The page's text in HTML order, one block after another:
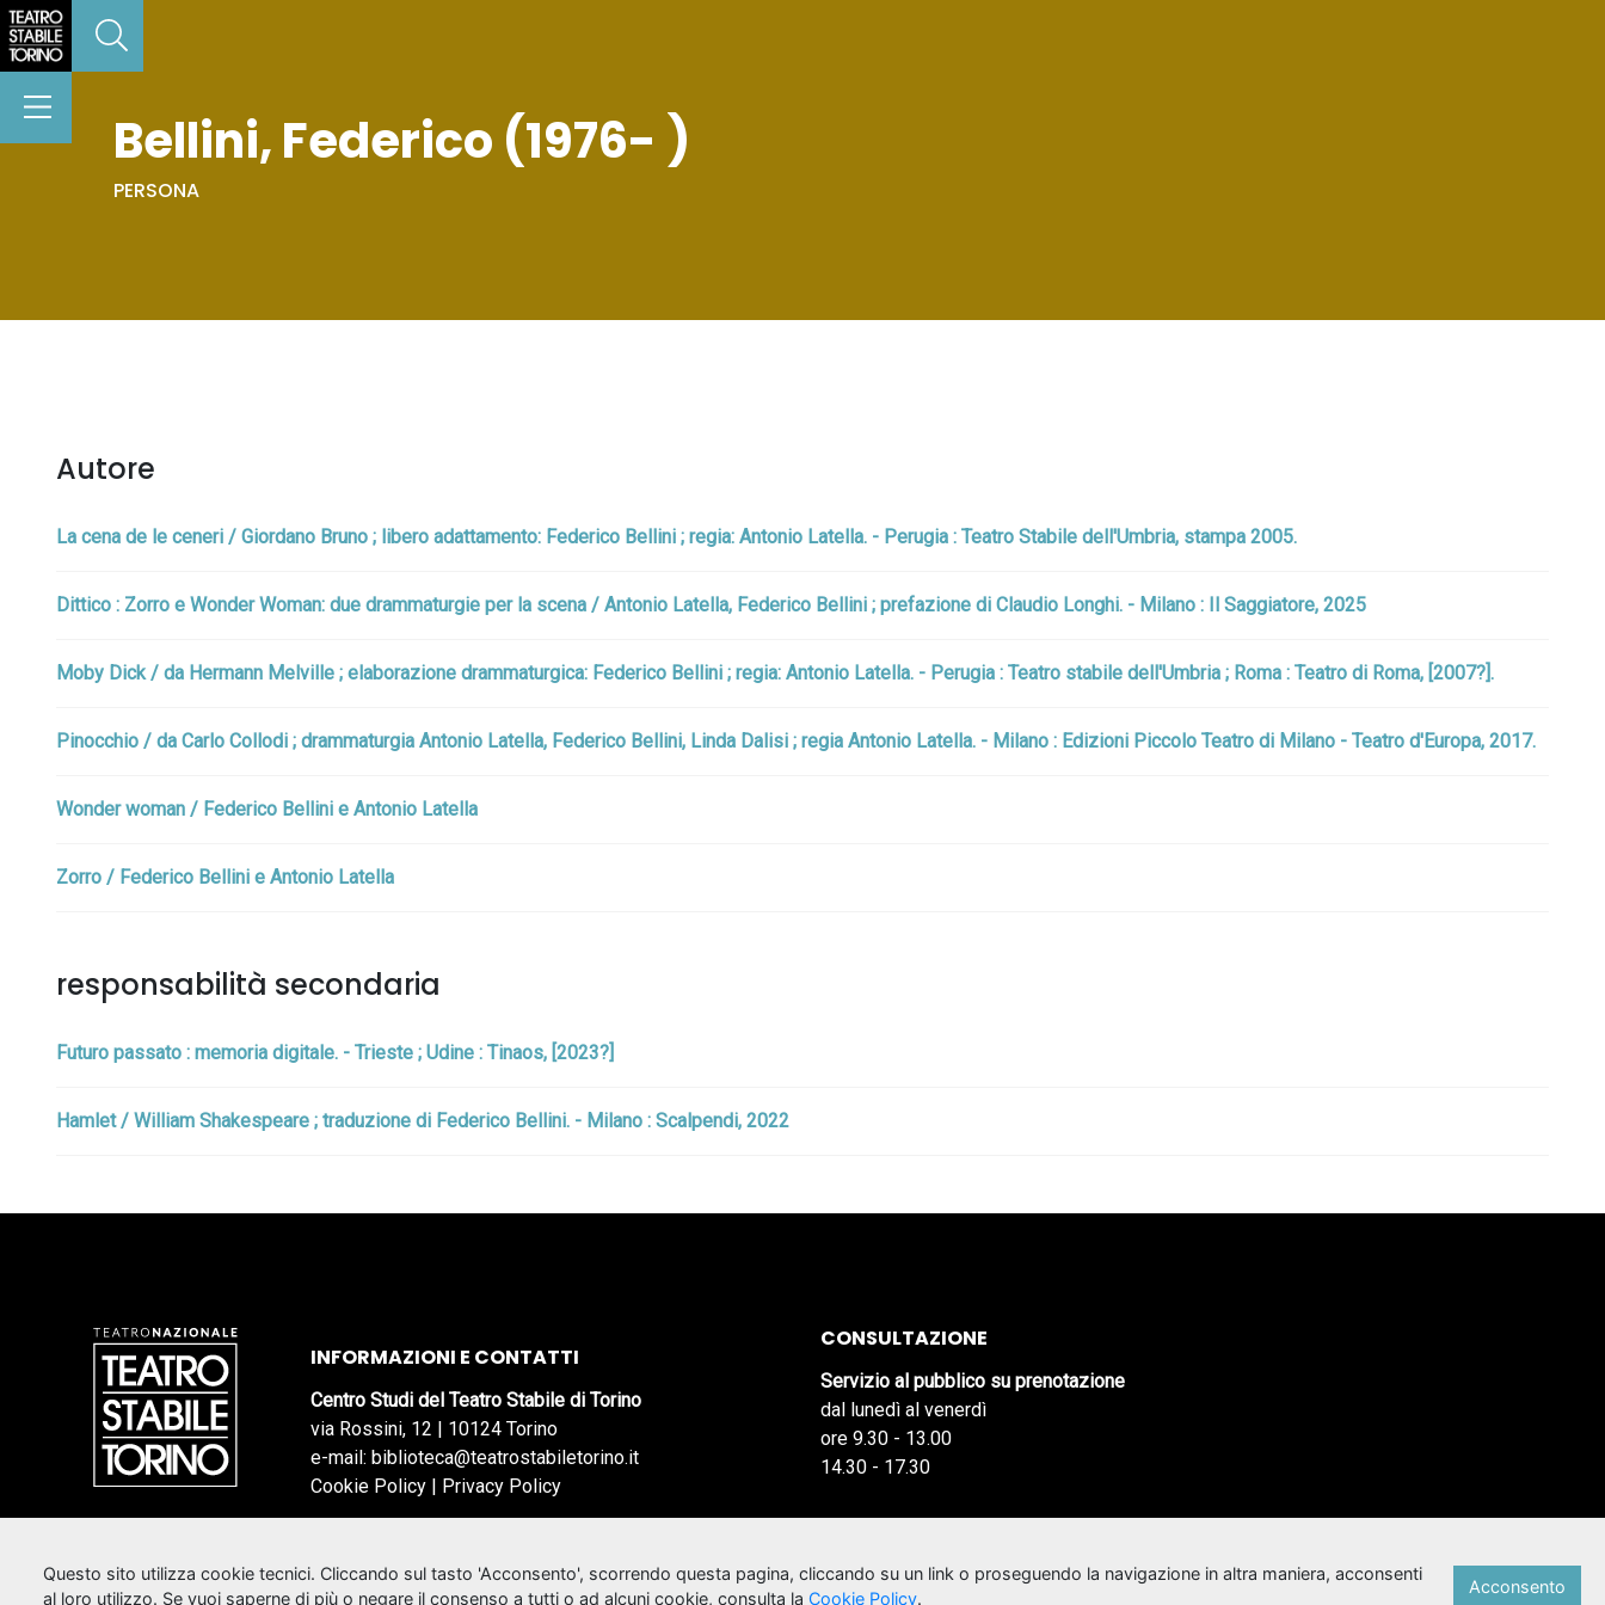
Bellini, Federico (1976- )
PERSONA
Autore
La cena de le ceneri / Giordano Bruno ; libero adattamento: Federico Bellini ; regia: Antonio Latella. - Perugia : Teatro Stabile dell'Umbria, stampa 2005.
Dittico : Zorro e Wonder Woman: due drammaturgie per la scena / Antonio Latella, Federico Bellini ; prefazione di Claudio Longhi. - Milano : Il Saggiatore, 2025
Moby Dick / da Hermann Melville ; elaborazione drammaturgica: Federico Bellini ; regia: Antonio Latella. - Perugia : Teatro stabile dell'Umbria ; Roma : Teatro di Roma, [2007?].
Pinocchio / da Carlo Collodi ; drammaturgia Antonio Latella, Federico Bellini, Linda Dalisi ; regia Antonio Latella. - Milano : Edizioni Piccolo Teatro di Milano - Teatro d'Europa, 2017.
Wonder woman / Federico Bellini e Antonio Latella
Zorro / Federico Bellini e Antonio Latella
responsabilità secondaria
Futuro passato : memoria digitale. - Trieste ; Udine : Tinaos, [2023?]
Hamlet / William Shakespeare ; traduzione di Federico Bellini. - Milano : Scalpendi, 2022
INFORMAZIONI E CONTATTI
Centro Studi del Teatro Stabile di Torino
via Rossini, 12 | 10124 Torino
e-mail: biblioteca@teatrostabiletorino.it
Cookie Policy | Privacy Policy
CONSULTAZIONE
Servizio al pubblico su prenotazione
dal lunedì al venerdì
ore 9.30 - 13.00
14.30 - 17.30
Questo sito utilizza cookie tecnici. Cliccando sul tasto 'Acconsento', scorrendo questa pagina, cliccando su un link o proseguendo la navigazione in altra maniera, acconsenti
al loro utilizzo. Se vuoi saperne di più o negare il consenso a tutti o ad alcuni cookie, consulta la Cookie Policy.
Acconsento